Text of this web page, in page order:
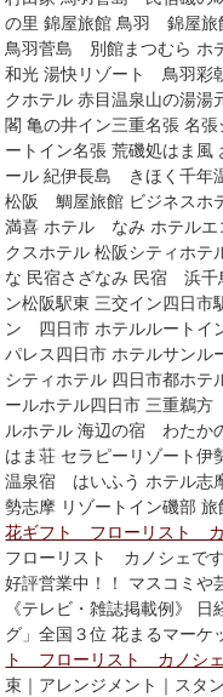
の里 錦屋旅館 鳥羽 錦屋
鳥羽菅島 別館まつむら ホ
和光 湯快リゾート 鳥羽彩
クホテル 赤目温泉山の湯
閣 亀の井イン三重名張 名
ートイン名張 荒磯処はま風
ール 紀伊長島 きほく千
松阪 鯛屋旅館 ビジネスホ
満喜 ホテル なみ ホテルエ
クスホテル 松阪シティホ
な 民宿さざなみ 民宿 浜千
ン松阪駅東 三交イン四日
ン 四日市 ホテルルートイ
パレス四日市 ホテルサンル
シティホテル 四日市都ホテ
ールホテル四日市 三重鵜
ルホテル 海辺の宿 わた
はま荘 セラピーリゾート伊
温泉宿 はいふう ホテル志
勢志摩 リゾートイン磯部
花ギフト フローリスト カ
フローリスト カノシェで
好評営業中！！ マスコミや
《テレビ・雑誌掲載例》
グ」全国３位 花まるマー
ト フローリスト カノシ
束｜アレンジメント｜スタ